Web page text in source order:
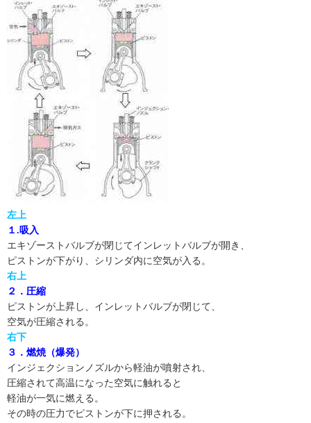
左上
１.吸入
エキゾーストバルブが閉じてインレットバルブが開き、
ピストンが下がり、シリンダ内に空気が入る。
右上
２．圧縮
ピストンが上昇し、インレットバルブが閉じて、
空気が圧縮される。
右下
３．燃焼（爆発）
インジェクションノズルから軽油が噴射され、
圧縮されて高温になった空気に触れると
軽油が一気に燃える。
その時の圧力でピストンが下に押される。